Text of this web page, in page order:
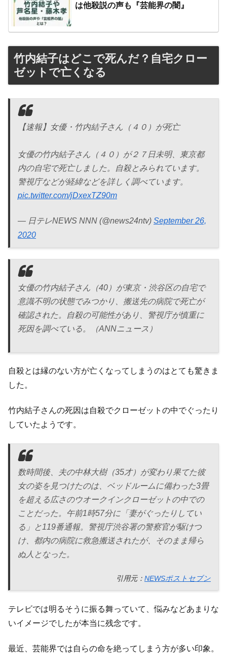
は他殺説の声も『芸能界の闇』
竹内結子はどこで死んだ？自宅クロー
ゼットで亡くなる
【速報】女優・竹内結子さん（４０）が死亡
女優の竹内結子さん（４０）が２７日未明、東京都
内の自宅で死亡しました。自殺とみられています。
警視庁などが経緯などを詳しく調べています。
pic.twitter.com/jDxexTZ90m
— 日テレNEWS NNN (@news24ntv) September 26,
2020
女優の竹内結子さん（40）が東京・渋谷区の自宅で
意識不明の状態でみつかり、搬送先の病院で死亡が
確認された。自殺の可能性があり、警視庁が慎重に
死因を調べている。（ANNニュース）
自殺とは縁のない方が亡くなってしまうのはとても驚きま
した。
竹内結子さんの死因は自殺でクローゼットの中でぐったり
していたようです。
数時間後、夫の中林大樹（35才）が変わり果てた彼
女の姿を見つけたのは、ベッドルームに備わった3畳
を超える広さのウオークインクローゼットの中での
ことだった。午前1時57分に「妻がぐったりしてい
る」と119番通報。警視庁渋谷署の警察官が駆けつ
け、都内の病院に救急搬送されたが、そのまま帰ら
ぬ人となった。
引用元： NEWSポストセブン
テレビでは明るそうに振る舞っていて、悩みなどあまりな
いイメージでしたが本当に残念です。
最近、芸能界では自らの命を絶ってしまう方が多い印象。